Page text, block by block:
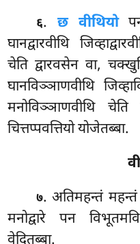
६. छ वीथियोपन
घानद्वारवीथि
चेति द्वारवसेन वा,
घानविञ्ञाणवीथि
मनोविञ्ञाणवीथि चेति
चित्तप्पवत्तियो योजेतब्बा.
७. अतिमहन्तं महन्तं
मनोद्वारे पन